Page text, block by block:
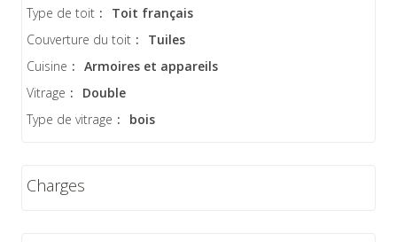
Type de toit :
Toit français
Couverture du toit :
Tuiles
Cuisine : Armoires et appareils
Vitrage :
Double
Type de vitrage : bois
Charges